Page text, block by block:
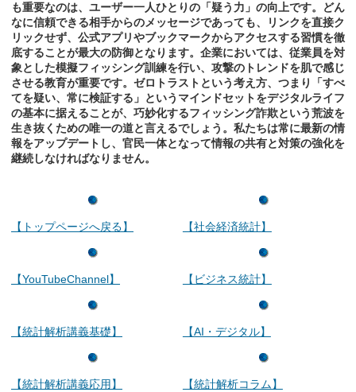
も重要なのは、ユーザー一人ひとりの「疑う力」の向上です。どん
なに信頼できる相手からのメッセージであっても、リンクを直接ク
リックせず、公式アプリやブックマークからアクセスする習慣を徹
底することが最大の防御となります。企業においては、従業員を対
象とした模擬フィッシング訓練を行い、攻撃のトレンドを肌で感じ
させる教育が重要です。ゼロトラストという考え方、つまり「すべ
てを疑い、常に検証する」というマインドセットをデジタルライフ
の基本に据えることが、巧妙化するフィッシング詐欺という荒波を
生き抜くための唯一の道と言えるでしょう。私たちは常に最新の情
報をアップデートし、官民一体となって情報の共有と対策の強化を
継続しなければなりません。
【トップページへ戻る】
【YouTubeChannel】
【統計解析講義基礎】
【統計解析講義応用】
【社会経済統計】
【ビジネス統計】
【AI・デジタル】
【統計解析コラム】